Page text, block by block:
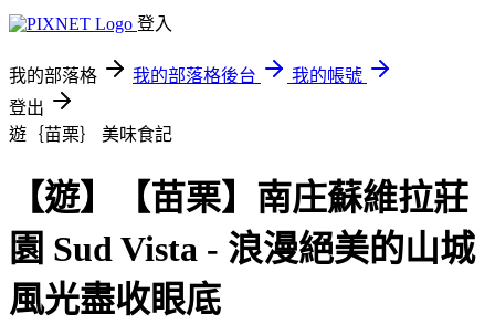
登入
我的部落格 我的部落格後台
我的帳號
登出
遊｛苗栗｝ 美味食記
【遊】【苗栗】南庄蘇維拉莊
園 Sud Vista - 浪漫絕美的山城
風光盡收眼底